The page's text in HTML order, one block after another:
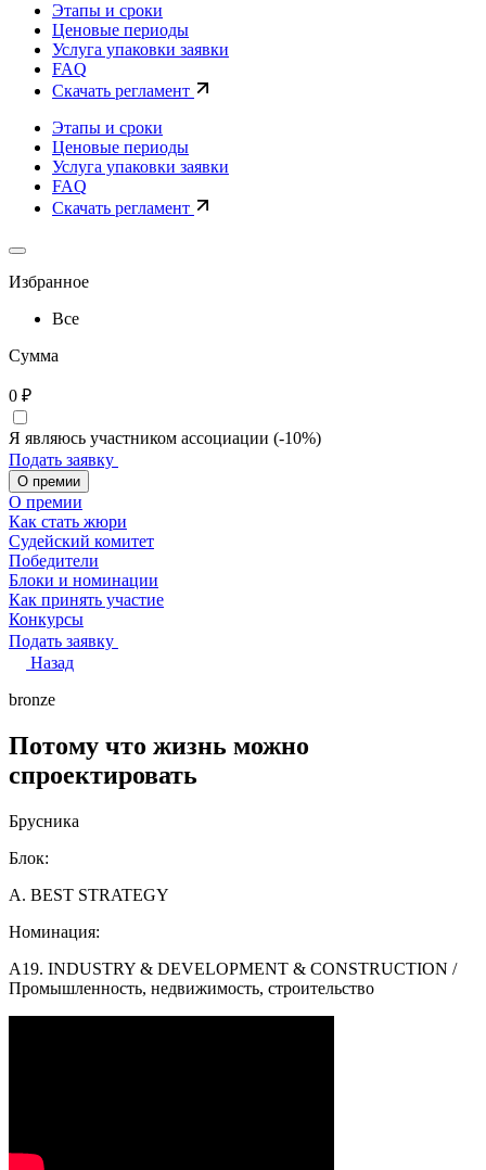
Этапы и сроки
Ценовые периоды
Услуга упаковки заявки
FAQ
Скачать регламент
Этапы и сроки
Ценовые периоды
Услуга упаковки заявки
FAQ
Скачать регламент
Избранное
Все
Сумма
0 ₽
Я являюсь участником ассоциации (-10%)
Подать заявку
О премии
О премии
Как стать жюри
Судейский комитет
Победители
Блоки и номинации
Как принять участие
Конкурсы
Подать заявку
Назад
bronze
Потому что жизнь можно
спроектировать
Брусника
Блок:
A. BEST STRATEGY
Номинация:
A19. INDUSTRY & DEVELOPMENT & CONSTRUCTION /
Промышленность, недвижимость, строительство